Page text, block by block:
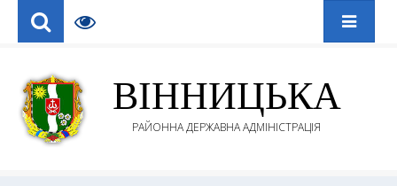
ВІННИЦЬКА
РАЙОННА ДЕРЖАВНА АДМІНІСТРАЦІЯ